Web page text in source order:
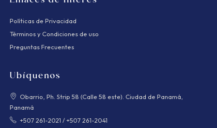
Políticas de Privacidad
Términos y Condiciones de uso
Preguntas Frecuentes
Ubíquenos
Obarrio, Ph. Strip 58 (Calle 58 este). Ciudad de Panamá,
Panamá
+507 261-2021 /+507 261-2041